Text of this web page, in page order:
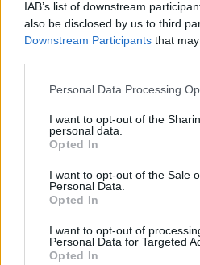
IAB’s list of downstream
also be disclosed by us to third
Downstream Participants that
Please note that this website/app
not limited to your visit or usage
grant or deny consent to Google
use your data for below specified
consent section.
Personal Data Processing
I want to opt-out of the
personal data.
Opted In
I want to opt-out of the Sale
Personal Data.
Opted In
I want to opt-out of
Personal Data for Targeted
Opted In